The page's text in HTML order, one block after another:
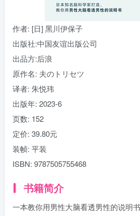
作者: [日] 黑川伊保子
出版社:中国友谊出版公司
出品方:后浪
原作名: 夫のトリセツ
译者: 朱悦玮
出版年: 2023-6
页数: 152
定价: 39.80元
装帧: 平装
ISBN: 9787505755468
书籍简介
一本教你用男性大脑看透男性的说明